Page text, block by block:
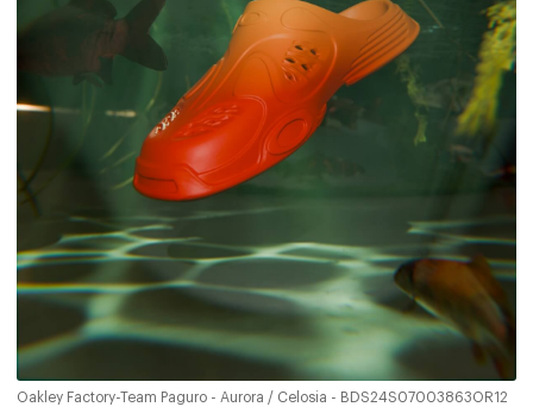
Oakley Factory-Team Paguro - Aurora / Celosia - BDS24S07003863OR12